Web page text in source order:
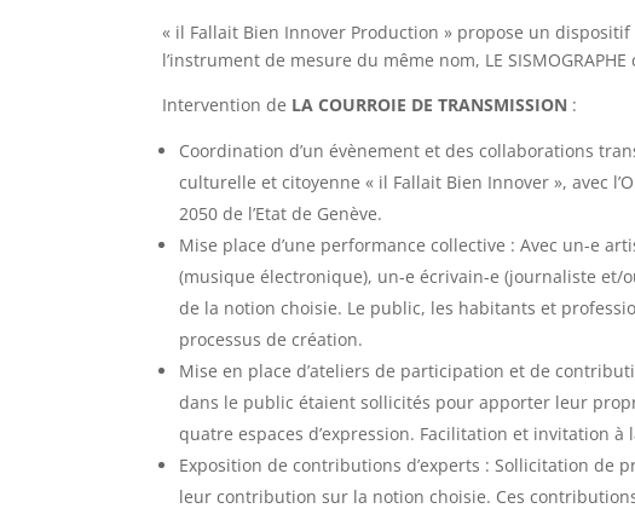
« il Fallait Bien Innover Production » propose un dispositif
l’instrument de mesure du même nom, LE
Intervention de LA COURROIE DE TRANSMISSION :
Coordination d’un évènement et des collaborations
culturelle et citoyenne « il Fallait Bien Innover », avec
2050 de l’Etat de Genève.
Mise place d’une performance collective : Avec un-e
(musique électronique), un-e écrivain-e (journaliste
de la notion choisie. Le public, les habitants et
processus de création.
Mise en place d’ateliers de participation et de
dans le public étaient sollicités pour apporter leur
quatre espaces d’expression. Facilitation et invitation
Exposition de contributions d’experts : Sollicitation de
leur contribution sur la notion choisie. Ces